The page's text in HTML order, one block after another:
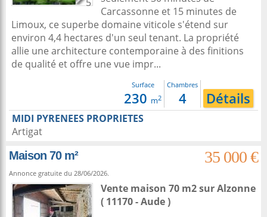
Carcassonne et 15 minutes de
Limoux, ce superbe domaine viticole s'étend sur
environ 4,4 hectares d'un seul tenant. La propriété
allie une architecture contemporaine à des finitions
de qualité et offre une vue impr...
Surface
230 m2
Chambres
4 Détails
MIDI PYRENEES PROPRIETES
Artigat
Maison 70 m²
35 000 €
Annonce gratuite du 28/06/2026.
Vente maison 70 m2surAlzonne
( 11170 - Aude )